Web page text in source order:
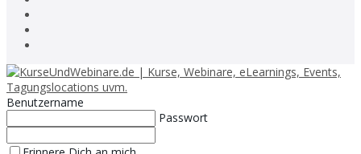
Benutzername
Passwort